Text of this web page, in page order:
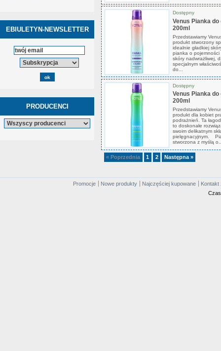
EBIULETYN-NEWSLETTER
PRODUCENCI
Dostępny
Venus Pianka
200ml
Przedstawiamy
produkt stworzony
idealnie gładkiej
pianka o
skóry nadwrażliwej,
specjalnym
do...
Dostępny
Venus Pianka do
200ml
Przedstawiamy
produkt dla kobiet
podrażnień. Ta
to doskonałe
swoim delikatnym
pielęgnacyjnym.
stworzona z myślą
« Poprzednia 1 2 Następna »
Promocje Nowe produkty Najczęściej kupowane
Kontakt